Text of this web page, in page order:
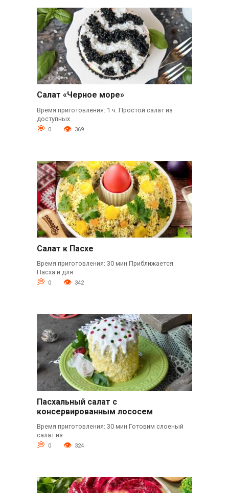
Салат «Черное море»
Время приготовления: 1 ч. Простой салат из
доступных
0 369
Салат к Пасхе
Время приготовления: 30 мин Приближается
Пасха и для
0 342
Пасхальный салат с
консервированным лососем
Время приготовления: 30 мин Готовим слоеный
салат из
0 324